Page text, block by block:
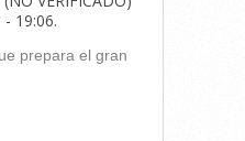
19:06.
prepara el gran